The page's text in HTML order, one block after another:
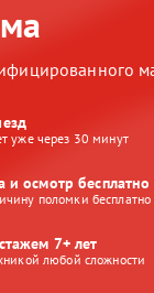
уже через 30 минут
и осмотр бесплатно
поломки бесплатно
7+ лет
любой сложности